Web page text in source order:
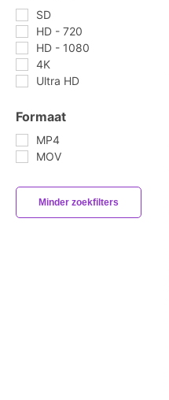
SD
HD - 720
HD - 1080
4K
Ultra HD
Formaat
MP4
MOV
Minder zoekfilters